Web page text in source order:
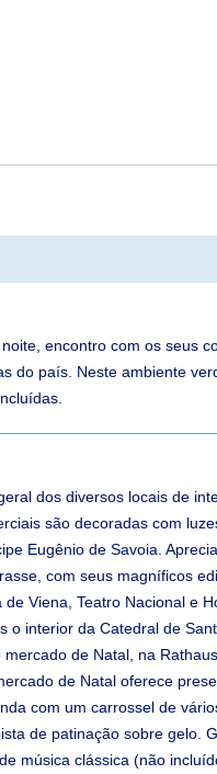
encontro com os seus
país. Neste ambiente
dos diversos locais de
são decoradas com
Eugênio de Savoia.
com seus magníficos
Viena, Teatro Nacional e
interior da Catedral de
de Natal, na
de Natal oferece
com um carrossel de
de patinação sobre gelo.
música clássica (não